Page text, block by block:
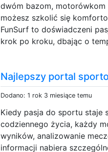
dwóm bazom,
możesz szkolić się
FunSurf to doświadczeni
krok po kroku, dbając o
Najlepszy portal
Dodano: 1 rok 3 miesiące temu
Kiedy pasja do sportu staje
codziennego życia, każdy
wyników, analizowanie
informacji nabiera